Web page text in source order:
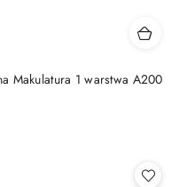
Makulatura 1 warstwa A200